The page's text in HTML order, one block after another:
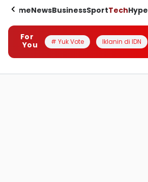
HomeNewsBusinessSportTechHype
For
You
# Yuk Vote Iklanin di IDN